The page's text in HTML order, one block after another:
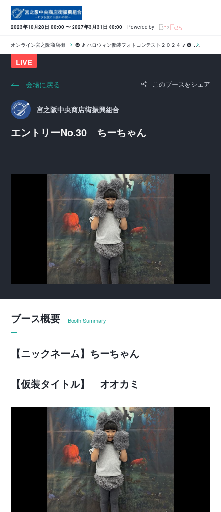
2023年10月28日 00:00 〜 2027年3月31日 00:00 Powered by
オンライン宮之阪商店街 🎃 ♪ ハロウィン仮装フォトコンテスト２０２４ ♪ 🎃
会場に戻る このブースをシェア
LIVE
宮之阪中央商店街振興組合
エントリーNo.30 ちーちゃん
ブース概要 Booth Summary
【ニックネーム】ちーちゃん
【仮装タイトル】 オオカミ